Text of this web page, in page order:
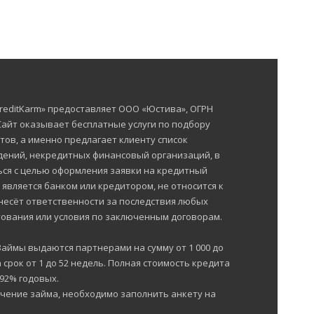
предоставляет ООО «Юстива», ОГРН
оказывает бесплатные услуги по подбору
а именно предлагает клиенту список
некредитных финансовый организаций, в
с целью оформления заявки на кредитный
банком или кредитором, не относится к
ответственности за последствия любых
или условия по заключенным договорам.
выдаются партнерами на сумму от 1 000 до
от 1 до 52 недель. Полная стоимость кредита
годовых.
займа, необходимо заполнить анкету на